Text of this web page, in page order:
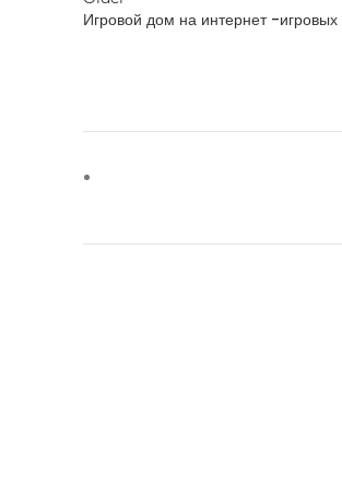
Игровой дом на интернет -